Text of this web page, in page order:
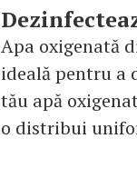
Apa oxigenată
ideală pentru a
tău apă
o distribui